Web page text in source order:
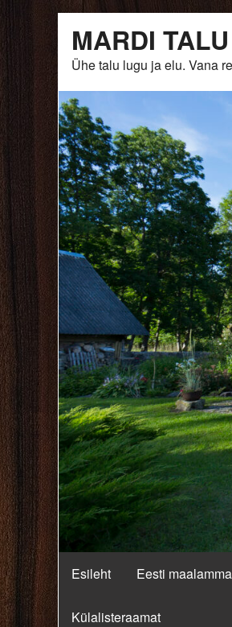
content
MARDI TALU
Ühe talu lugu ja elu. Vana
Esileht Eesti
Külalisteraamat